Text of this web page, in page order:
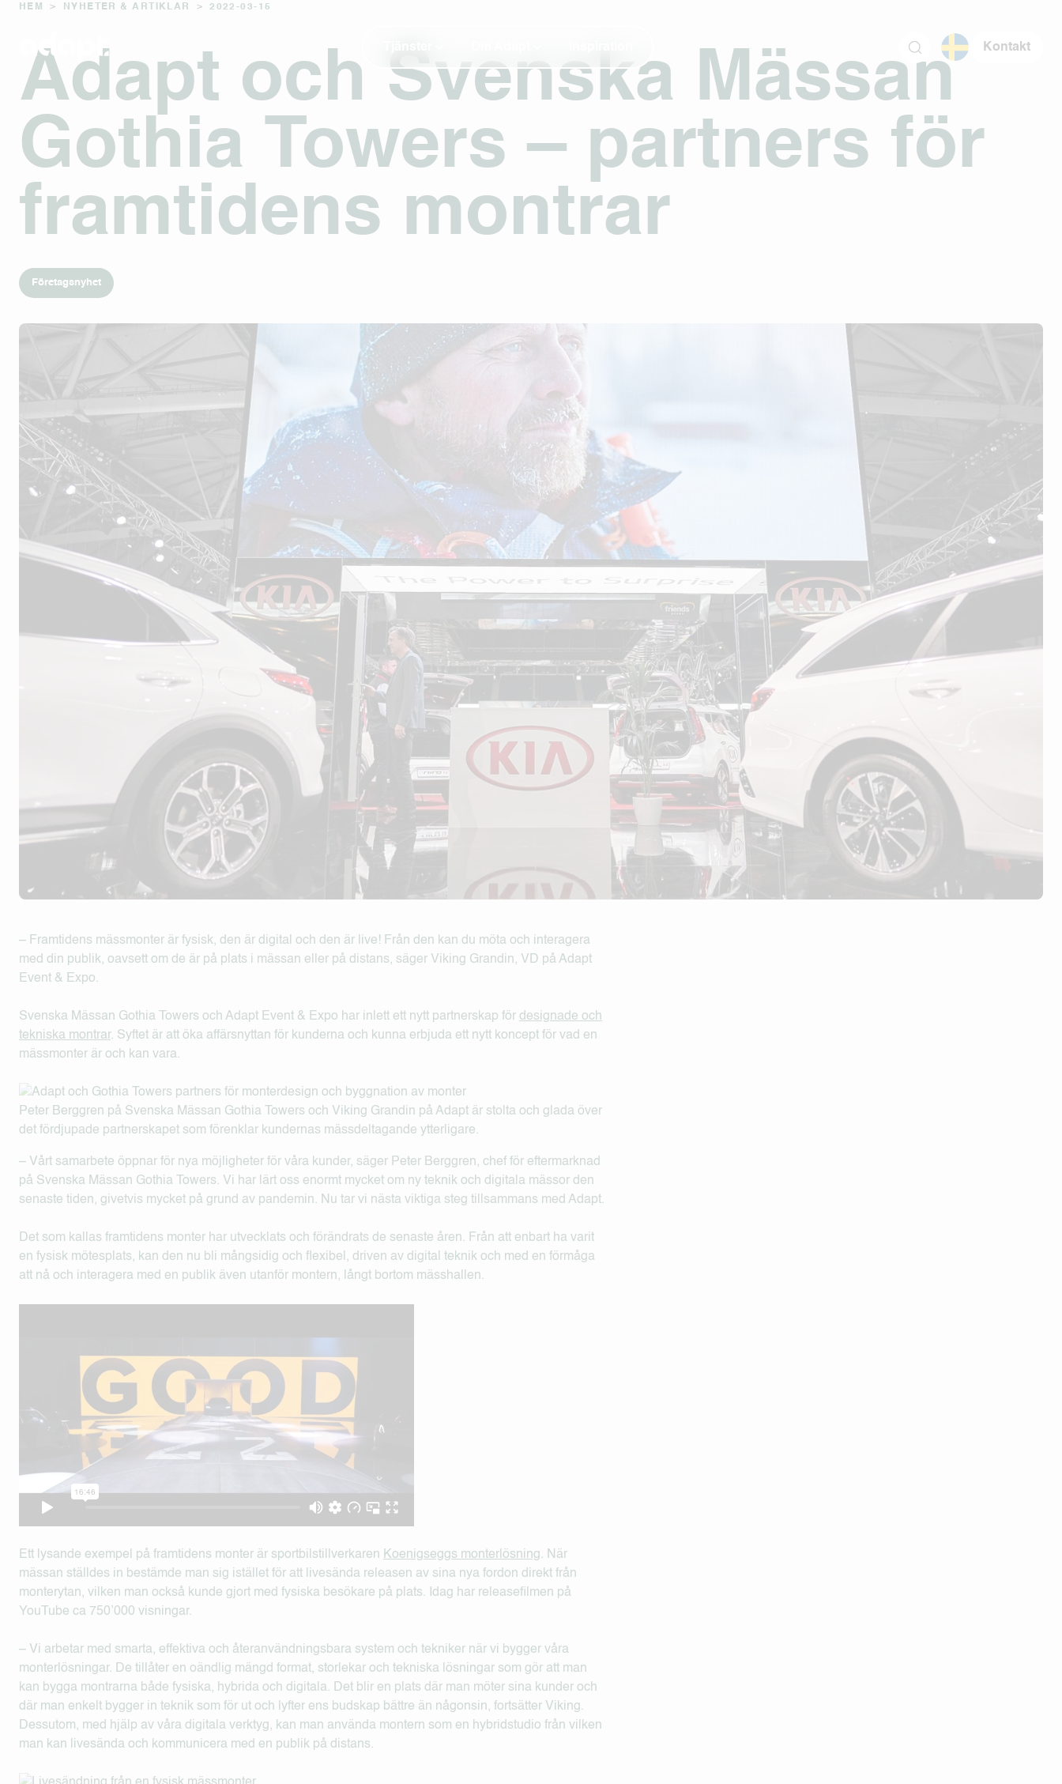
Kontakt
HEM > NYHETER & ARTIKLAR > 2022-03-15
Adapt och Svenska Mässan
Gothia Towers – partners för
framtidens montrar
Företagsnyhet
– Framtidens mässmonter är fysisk, den är digital och den är live! Från den kan du möta och interagera
med din publik, oavsett om de är på plats i mässan eller på distans, säger Viking Grandin, VD på Adapt
Event & Expo.
Svenska Mässan Gothia Towers och Adapt Event & Expo har inlett ett nytt partnerskap för designade och
tekniska montrar. Syftet är att öka affärsnyttan för kunderna och kunna erbjuda ett nytt koncept för vad en
mässmonter är och kan vara.
Peter Berggren på Svenska Mässan Gothia Towers och Viking Grandin på Adapt är stolta och glada över
det fördjupade partnerskapet som förenklar kundernas mässdeltagande ytterligare.
– Vårt samarbete öppnar för nya möjligheter för våra kunder, säger Peter Berggren, chef för eftermarknad
på Svenska Mässan Gothia Towers. Vi har lärt oss enormt mycket om ny teknik och digitala mässor den
senaste tiden, givetvis mycket på grund av pandemin. Nu tar vi nästa viktiga steg tillsammans med Adapt.
Det som kallas framtidens monter har utvecklats och förändrats de senaste åren. Från att enbart ha varit
en fysisk mötesplats, kan den nu bli mångsidig och flexibel, driven av digital teknik och med en förmåga
att nå och interagera med en publik även utanför montern, långt bortom mässhallen.
Ett lysande exempel på framtidens monter är sportbilstillverkaren Koenigseggs monterlösning. När
mässan ställdes in bestämde man sig istället för att livesända releasen av sina nya fordon direkt från
monterytan, vilken man också kunde gjort med fysiska besökare på plats. Idag har releasefilmen på
YouTube ca 750’000 visningar.
– Vi arbetar med smarta, effektiva och återanvändningsbara system och tekniker när vi bygger våra
monterlösningar. De tillåter en oändlig mängd format, storlekar och tekniska lösningar som gör att man
kan bygga montrarna både fysiska, hybrida och digitala. Det blir en plats där man möter sina kunder och
där man enkelt bygger in teknik som för ut och lyfter ens budskap bättre än någonsin, fortsätter Viking.
Dessutom, med hjälp av våra digitala verktyg, kan man använda montern som en hybridstudio från vilken
man kan livesända och kommunicera med en publik på distans.